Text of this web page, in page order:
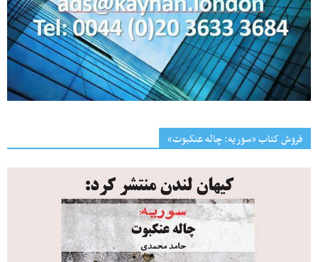
فروش کتاب «سوریه: چاله عنکبوت»